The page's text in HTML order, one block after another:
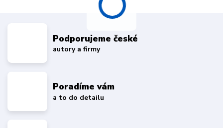
Podporujeme české
autory a firmy
Poradíme vám
a to do detailu